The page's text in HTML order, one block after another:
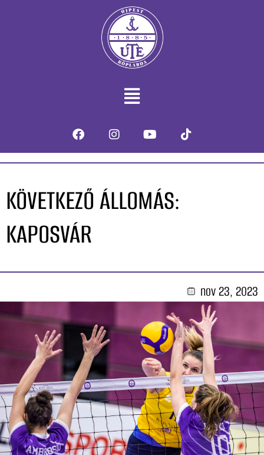
KÖVETKEZŐ ÁLLOMÁS:
KAPOSVÁR
nov 23, 2023